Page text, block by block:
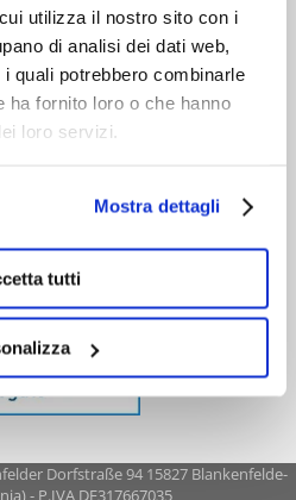
utilizza il nostro sito con i
di analisi dei dati web,
quali potrebbero combinarle
ha fornito loro o che hanno
loro servizi.
Mostra dettagli
tutti
Dorfstraße 94 15827 Blankenfelde-
- P.IVA DE317667035